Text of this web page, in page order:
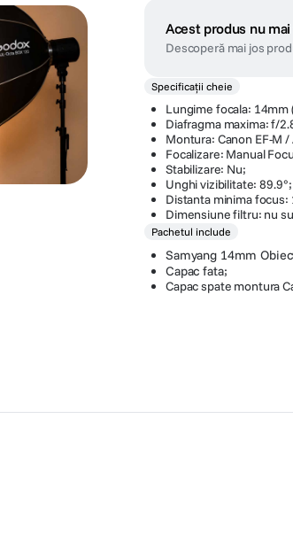
Acest produs nu
Descoperă mai jos
Specificații cheie
Lungime focala:
Diafragma maxima: f/
Montura: Canon EF-M /
Focalizare: Manual
Stabilizare: Nu;
Unghi vizibilitate: 89.9°;
Distanta minima focus:
Dimensiune filtru: nu
Pachetul include
Samyang 14mm
Capac fata;
Capac spate montura